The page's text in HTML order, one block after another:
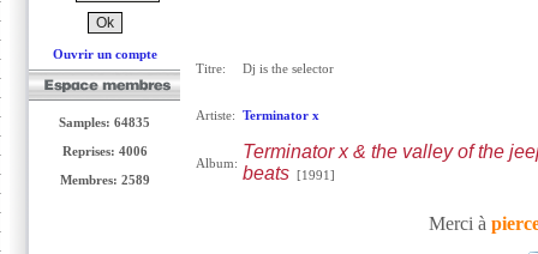
Ouvrir un compte
Samples: 64835
Reprises: 4006
Membres: 2589
Titre: Dj is the selector
Artiste: Terminator x
Album:
Terminator x & the valley of the
beats[1991]
Merci à